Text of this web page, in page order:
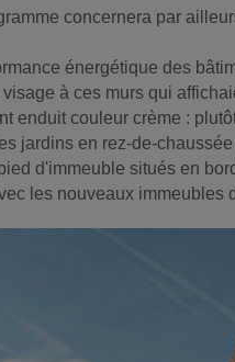
concernera par
énergétique des
visage à ces murs qui
enduit couleur crème :
jardins en rez-de-
d'immeuble situés en
les nouveaux